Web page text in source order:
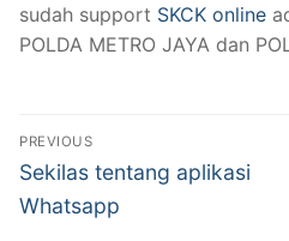
sudah support SKCK online
POLDA METRO JAYA dan
Post
navigation
PREVIOUS
Previous
post:
Sekilas tentang aplikasi
Whatsapp